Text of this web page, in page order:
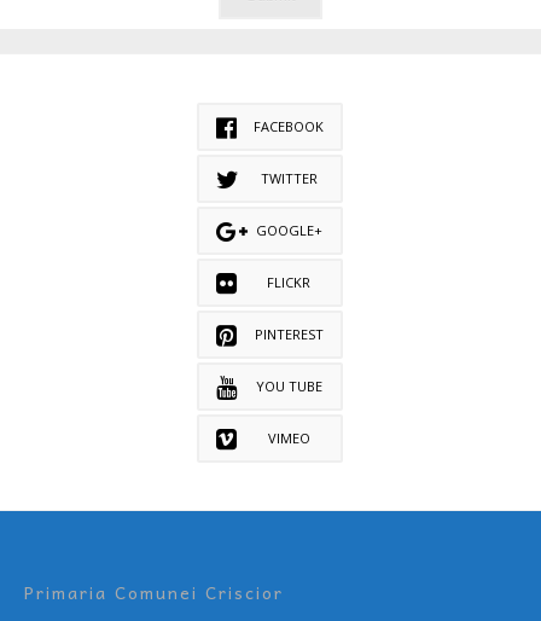
FACEBOOK
TWITTER
GOOGLE+
FLICKR
PINTEREST
YOU TUBE
VIMEO
Primaria Comunei Criscior